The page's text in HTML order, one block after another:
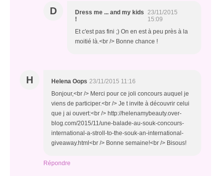
D
Dress me ... and my kids
!
23/11/2015
15:09
Et c'est pas fini ;) On en est à peu près à la
moitié là.<br /> Bonne chance !
H Helena Oops 23/11/2015 11:16
Bonjour,<br /> Merci pour ce joli concours auquel je
viens de participer.<br /> Je t invite à découvrir celui
que j ai ouvert:<br /> http://helenamybeauty.over-
blog.com/2015/11/une-balade-au-souk-concours-
international-a-stroll-to-the-souk-an-international-
giveaway.html<br /> Bonne semaine!<br /> Bisous!
Répondre